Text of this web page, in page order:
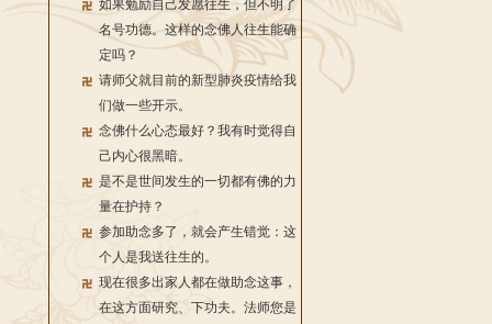
如果勉励自己发愿往生，但不明了
名号功德。这样的念佛人往生能确
定吗？
请师父就目前的新型肺炎疫情给我
们做一些开示。
念佛什么心态最好？我有时觉得自
己内心很黑暗。
是不是世间发生的一切都有佛的力
量在护持？
参加助念多了，就会产生错觉：这
个人是我送往生的。
现在很多出家人都在做助念这事，
在这方面研究、下功夫。法师您是